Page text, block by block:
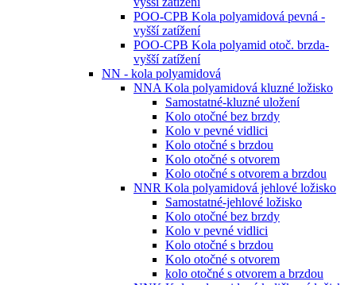
POO-CPB Kola polyamidová pevná -
vyšší zatížení
POO-CPB Kola polyamid otoč. brzda-
vyšší zatížení
NN - kola polyamidová
NNA Kola polyamidová kluzné ložisko
Samostatné-kluzné uložení
Kolo otočné bez brzdy
Kolo v pevné vidlici
Kolo otočné s brzdou
Kolo otočné s otvorem
Kolo otočné s otvorem a brzdou
NNR Kola polyamidová jehlové ložisko
Samostatné-jehlové ložisko
Kolo otočné bez brzdy
Kolo v pevné vidlici
Kolo otočné s brzdou
Kolo otočné s otvorem
kolo otočné s otvorem a brzdou